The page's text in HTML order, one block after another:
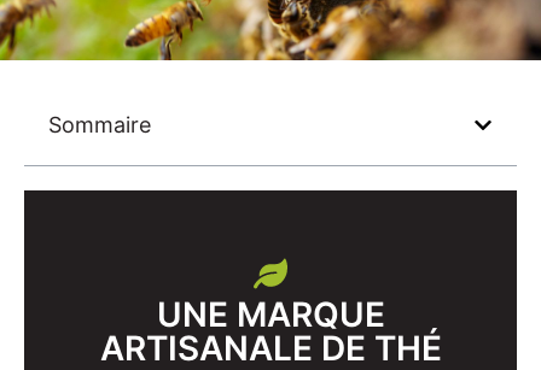
Sommaire
UNE MARQUE
ARTISANALE DE THÉ